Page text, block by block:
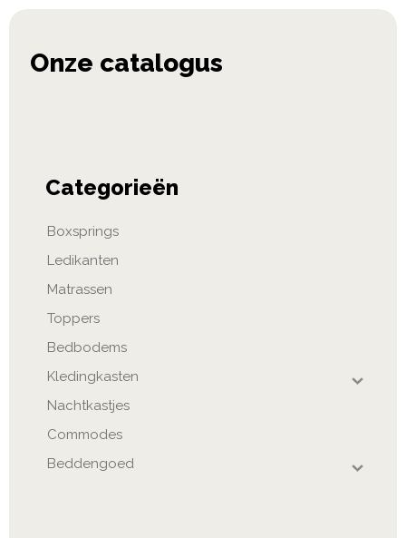
Categorieën
Boxsprings
Ledikanten
Matrassen
Toppers
Bedbodems
Kledingkasten
Nachtkastjes
Commodes
Beddengoed